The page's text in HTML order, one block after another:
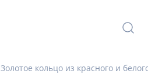
Золотое кольцо из красного и